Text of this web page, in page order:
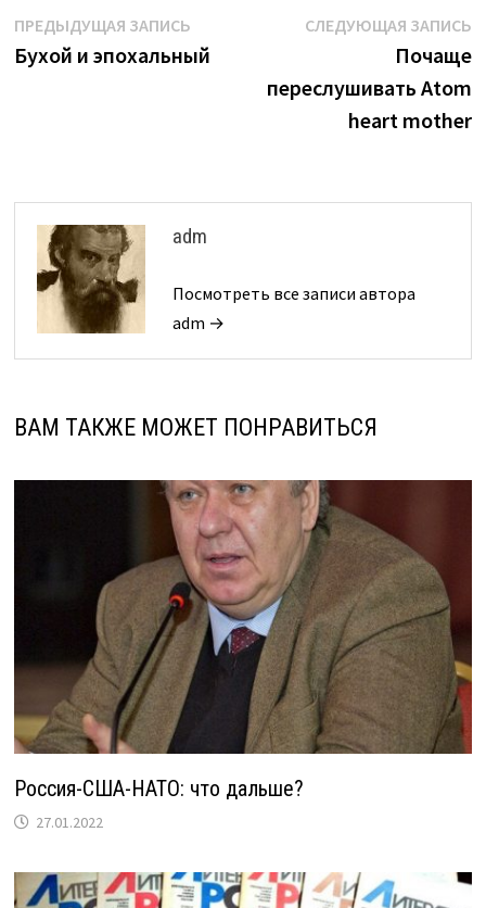
Навигация
по
ПРЕДЫДУЩАЯ ЗАПИСЬПредыдущая
запись:
Бухой и эпохальный
СЛЕДУЮЩАЯ ЗАПИСЬ
Почаще
переслушивать Atom
heart mother
adm
Посмотреть все записи автора
adm →
ВАМ ТАКЖЕ МОЖЕТ ПОНРАВИТЬСЯ
Россия-США-НАТО: что дальше?
27.01.2022